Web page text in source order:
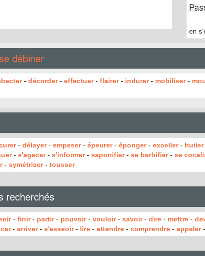
en
se débiner
- décorder- effectuer- flairer- indurer- mobiliser-
- délayer- empeser- épeurer- éponger- exceller- huiler
- s'agacer- s'informer- saponifier- se barbifier- se
- symétriser- tousser
recherchés
- finir- partir- pouvoir- vouloir- savoir- dire - mettre -
- arriver- s'asseoir- lire - attendre - comprendre - appeler-